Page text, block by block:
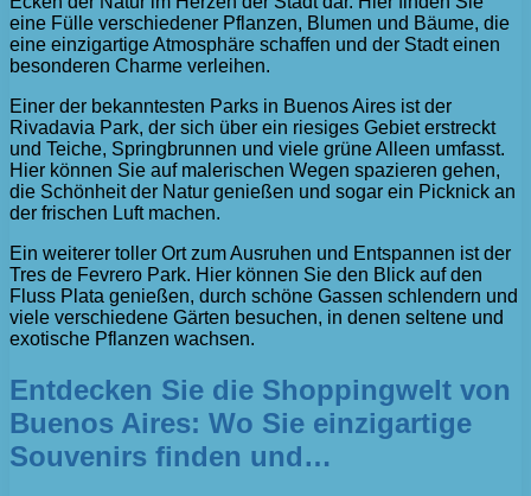
eine Fülle verschiedener Pflanzen, Blumen und Bäume, die
eine einzigartige Atmosphäre schaffen und der Stadt einen
besonderen Charme verleihen.
Einer der bekanntesten Parks in Buenos Aires ist der
Rivadavia Park, der sich über ein riesiges Gebiet erstreckt
und Teiche, Springbrunnen und viele grüne Alleen umfasst.
Hier können Sie auf malerischen Wegen spazieren gehen,
die Schönheit der Natur genießen und sogar ein Picknick an
der frischen Luft machen.
Ein weiterer toller Ort zum Ausruhen und Entspannen ist der
Tres de Fevrero Park. Hier können Sie den Blick auf den
Fluss Plata genießen, durch schöne Gassen schlendern und
viele verschiedene Gärten besuchen, in denen seltene und
exotische Pflanzen wachsen.
Entdecken Sie die Shoppingwelt von
Buenos Aires: Wo Sie einzigartige
Souvenirs finden und…